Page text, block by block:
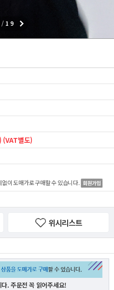
/ 19
(VAT별도)
없이도매가로 구매할 수 있습니다.
위시리스트
. 주문전 꼭 읽어주세요!